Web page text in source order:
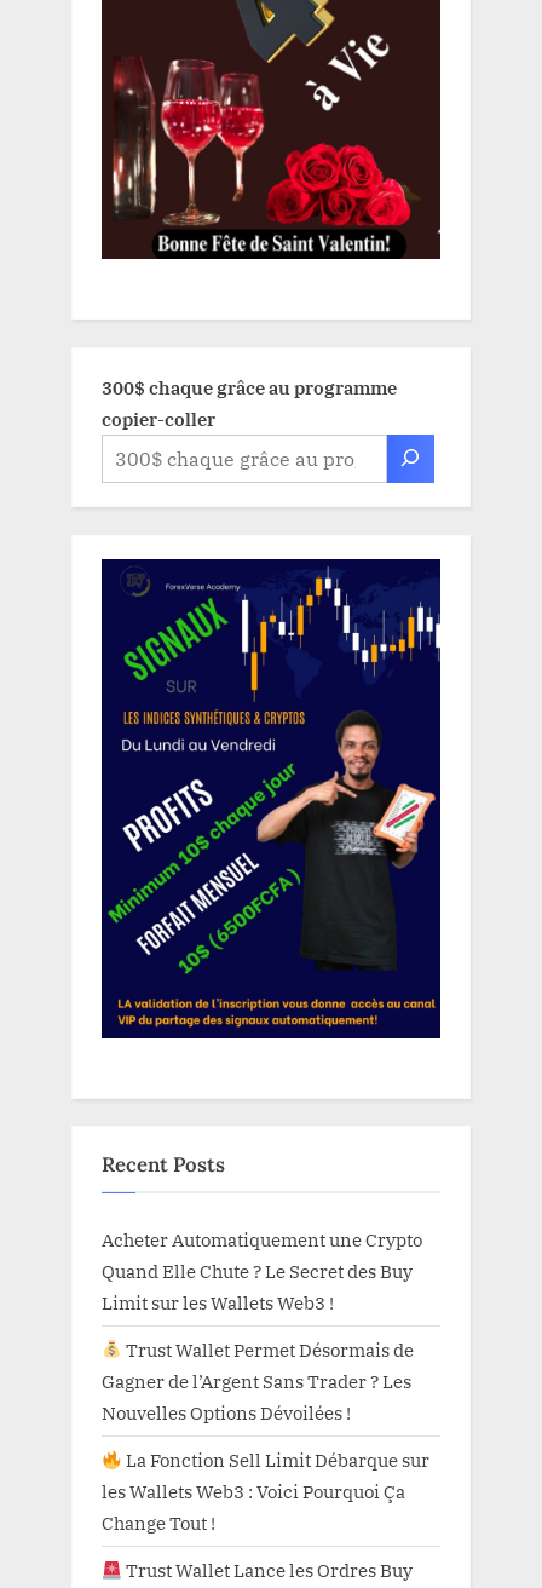
300$ chaque grâce au programme
copier-coller
Recent Posts
Acheter Automatiquement une Crypto
Quand Elle Chute ? Le Secret des Buy
Limit sur les Wallets Web3 !
Trust Wallet Permet Désormais de
Gagner de l’Argent Sans Trader ? Les
Nouvelles Options Dévoilées !
La Fonction Sell Limit Débarque sur
les Wallets Web3 : Voici Pourquoi Ça
Change Tout !
Trust Wallet Lance les Ordres Buy